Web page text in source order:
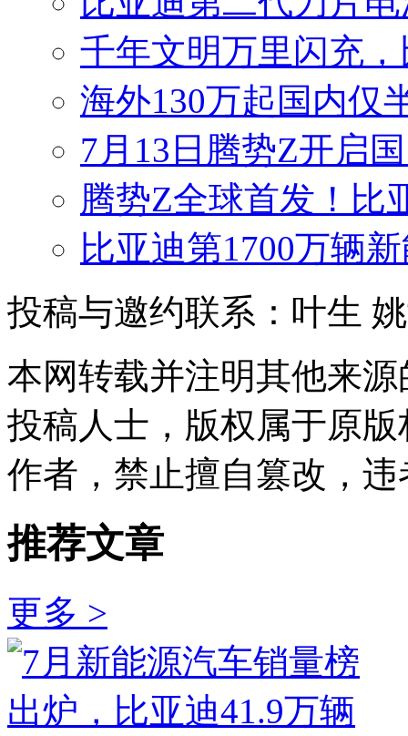
千年文明万里闪充
海外130万起国内仅
7月13日腾势Z开启
腾势Z全球首发！比
比亚迪第1700万辆
投稿与邀约联系：叶生
本网转载并注明其他来
投稿人士，版权属于原
作者，禁止擅自篡改，
推荐文章
更多 >